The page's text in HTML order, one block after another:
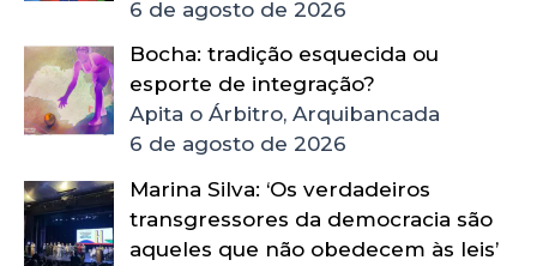
6 de agosto de 2026
Bocha: tradição esquecida ou
esporte de integração?
Apita o Árbitro, Arquibancada
6 de agosto de 2026
Marina Silva: ‘Os verdadeiros
transgressores da democracia são
aqueles que não obedecem às leis’